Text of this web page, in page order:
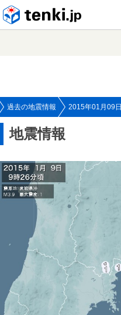
過去の地震情報 2015年01月09日
地震情報